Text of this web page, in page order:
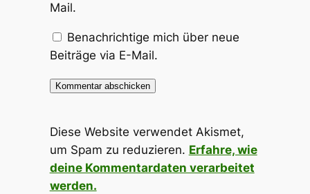
Mail.
Benachrichtige mich über neue
Beiträge via E-Mail.
Diese Website verwendet Akismet,
um Spam zu reduzieren. Erfahre, wie
deine Kommentardaten verarbeitet
werden.